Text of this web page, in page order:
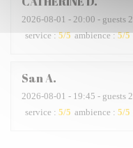
2026-08-01 - 20:00 - guests 2
service : 5/5 ambience: 5/5
SanA
2026-08-01 - 19:45 - guests 2
service : 5/5 ambience : 5/5